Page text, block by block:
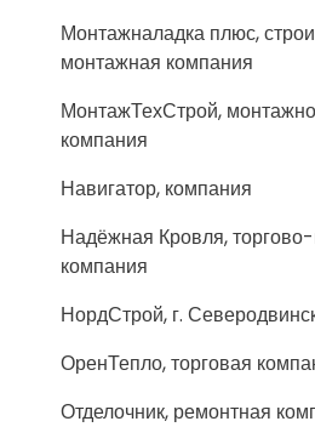
Монтажналадка плюс,
монтажная компания
МонтажТехСтрой,
компания
Навигатор, компания
Надёжная Кровля,
компания
НордСтрой, г.
ОренТепло, торговая
Отделочник, ремонтная